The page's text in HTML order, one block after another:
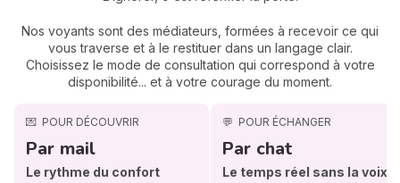
Nos voyants sont des médiateurs, formées à recevoir ce qui
vous traverse et à le restituer dans un langage clair.
Choisissez le mode de consultation qui correspond à votre
disponibilité... et à votre courage du moment.
💌 POUR DÉCOUVRIR
Par mail
Le rythme du confort
💬 POUR ÉCHANGER
Par chat
Le temps réel sans la voix